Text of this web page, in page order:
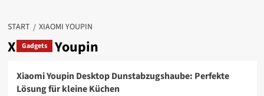
START XIAOMI YOUPIN
Xiaomi Youpin
Gadgets
Xiaomi Youpin Desktop Dunstabzugshaube: Perfekte
Lösung für kleine Küchen